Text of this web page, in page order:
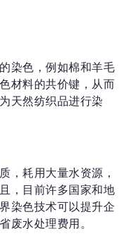
染色，例如棉和羊毛
材料的共价键，从而
天然纺织品进行染
，耗用大量水资源，
，目前许多国家和地
染色技术可以提升企
废水处理费用。